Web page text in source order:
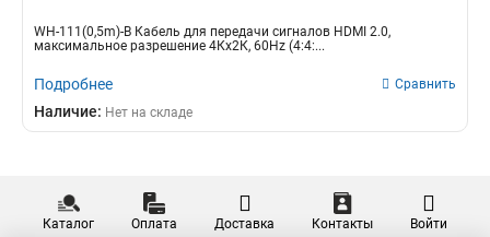
WH-111(0,5m)-B Кабель для передачи сигналов HDMI 2.0,
максимальное разрешение 4Кх2К, 60Hz (4:4:...
Подробнее Сравнить
Наличие: Нет на складе
Каталог Оплата Доставка Контакты Войти